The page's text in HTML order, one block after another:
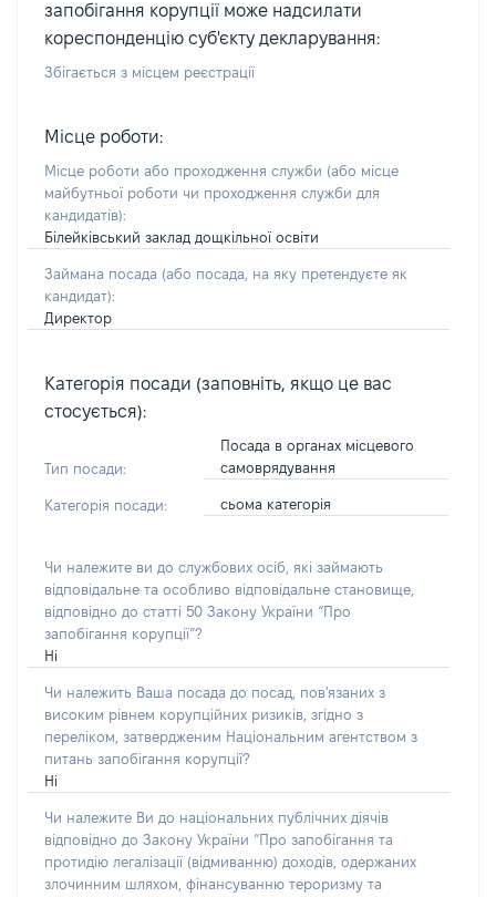
запобігання корупції може надсилати
кореспонденцію суб'єкту декларування:
Збігається з місцем реєстрації
Місце роботи:
Місце роботи або проходження служби (або місце
майбутньої роботи чи проходження служби для
кандидатів):
Білейківський заклад дощкільної освіти
Займана посада (або посада, на яку претендуєте як
кандидат):
Директор
Категорія посади (заповніть, якщо це вас
стосується):
Тип посади:
Посада в органах місцевого
самоврядування
Категорія посади: сьома категорія
Чи належите ви до службових осіб, які займають
відповідальне та особливо відповідальне становище,
відповідно до статті 50 Закону України “Про
запобігання корупції”?
Ні
Чи належить Ваша посада до посад, пов'язаних з
високим рівнем корупційних ризиків, згідно з
переліком, затвердженим Національним агентством з
питань запобігання корупції?
Ні
Чи належите Ви до національних публічних діячів
відповідно до Закону України “Про запобігання та
протидію легалізації (відмиванню) доходів, одержаних
злочинним шляхом, фінансуванню тероризму та